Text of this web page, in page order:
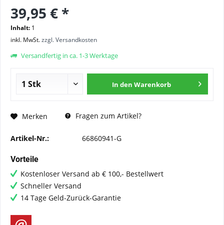
39,95 € *
Inhalt: 1
inkl. MwSt.zzgl. Versandkosten
Versandfertig in ca. 1-3 Werktage
In den Warenkorb
Merken Fragen zum Artikel?
Artikel-Nr.: 66860941-G
Vorteile
Kostenloser Versand ab € 100,- Bestellwert
Schneller Versand
14 Tage Geld-Zurück-Garantie